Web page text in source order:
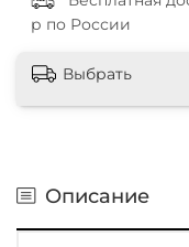
р по России
Выбрать
Описание